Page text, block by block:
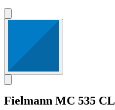
Fielmann MC 535 CL